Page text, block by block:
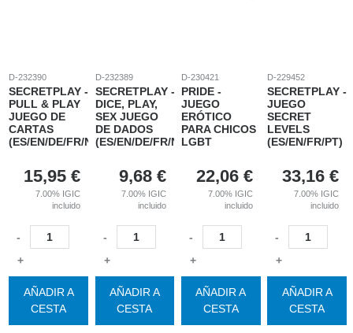
D-232390
SECRETPLAY -
PULL & PLAY
JUEGO DE
CARTAS
(ES/EN/DE/FR/NL/PT/IT)
15,95 €
7.00% IGIC
incluido
-
+
AÑADIR A
CESTA
D-232389
SECRETPLAY -
DICE, PLAY,
SEX JUEGO
DE DADOS
(ES/EN/DE/FR/NL/PT/IT)
9,68 €
7.00% IGIC
incluido
-
+
AÑADIR A
CESTA
D-230421
PRIDE -
JUEGO
ERÓTICO
PARA CHICOS
LGBT
22,06 €
7.00% IGIC
incluido
-
+
AÑADIR A
CESTA
D-229452
SECRETPLAY -
JUEGO
SECRET
LEVELS
(ES/EN/FR/PT)
33,16 €
7.00% IGIC
incluido
-
+
AÑADIR A
CESTA